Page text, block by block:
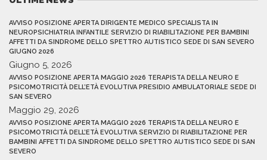
AVVISO POSIZIONE APERTA DIRIGENTE MEDICO SPECIALISTA IN
NEUROPSICHIATRIA INFANTILE SERVIZIO DI RIABILITAZIONE PER BAMBINI
AFFETTI DA SINDROME DELLO SPETTRO AUTISTICO SEDE DI SAN SEVERO
GIUGNO 2026
Giugno 5, 2026
AVVISO POSIZIONE APERTA MAGGIO 2026 TERAPISTA DELLA NEURO E
PSICOMOTRICITÀ DELL’ETÀ EVOLUTIVA PRESIDIO AMBULATORIALE SEDE DI
SAN SEVERO
Maggio 29, 2026
AVVISO POSIZIONE APERTA MAGGIO 2026 TERAPISTA DELLA NEURO E
PSICOMOTRICITÀ DELL’ETÀ EVOLUTIVA SERVIZIO DI RIABILITAZIONE PER
BAMBINI AFFETTI DA SINDROME DELLO SPETTRO AUTISTICO SEDE DI SAN
SEVERO